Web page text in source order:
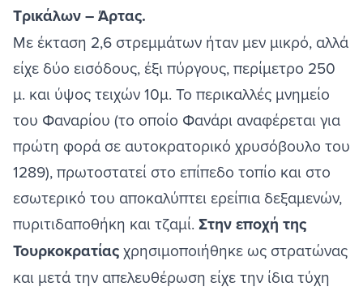
Τρικάλων – Άρτας.
Με έκταση 2,6 στρεμμάτων ήταν μεν μικρό, αλλά
είχε δύο εισόδους, έξι πύργους, περίμετρο 250
μ. και ύψος τειχών 10μ. Το περικαλλές μνημείο
του Φαναρίου (το οποίο Φανάρι αναφέρεται για
πρώτη φορά σε αυτοκρατορικό χρυσόβουλο του
1289), πρωτοστατεί στο επίπεδο τοπίο και στο
εσωτερικό του αποκαλύπτει ερείπια δεξαμενών,
πυριτιδαποθήκη και τζαμί. Στην εποχή της
Τουρκοκρατίαςχρησιμοποιήθηκε ως στρατώνας
και μετά την απελευθέρωση είχε την ίδια τύχη